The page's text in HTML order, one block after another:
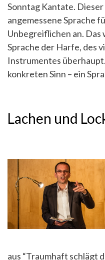
Sonntag Kantate.
angemessene Sprache
Unbegreiflichen an. Das
Sprache der Harfe, des
Instrumentes
konkreten Sinn – ein
Lachen und
aus “Traumhaft schlägt